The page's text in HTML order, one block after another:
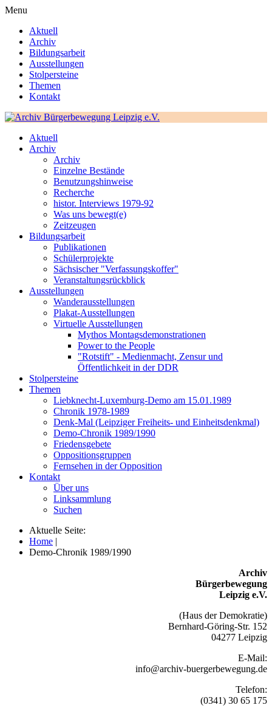
Menu
Aktuell
Archiv
Bildungsarbeit
Ausstellungen
Stolpersteine
Themen
Kontakt
Aktuell
Archiv
Archiv
Einzelne Bestände
Benutzungshinweise
Recherche
histor. Interviews 1979-92
Was uns bewegt(e)
Zeitzeugen
Bildungsarbeit
Publikationen
Schülerprojekte
Sächsischer "Verfassungskoffer"
Veranstaltungsrückblick
Ausstellungen
Wanderausstellungen
Plakat-Ausstellungen
Virtuelle Ausstellungen
Mythos Montagsdemonstrationen
Power to the People
"Rotstift" - Medienmacht, Zensur und
Öffentlichkeit in der DDR
Stolpersteine
Themen
Liebknecht-Luxemburg-Demo am 15.01.1989
Chronik 1978-1989
Denk-Mal (Leipziger Freiheits- und Einheitsdenkmal)
Demo-Chronik 1989/1990
Friedensgebete
Oppositionsgruppen
Fernsehen in der Opposition
Kontakt
Über uns
Linksammlung
Suchen
Aktuelle Seite:
Home |
Demo-Chronik 1989/1990
Archiv
Bürgerbewegung
Leipzig e.V.
(Haus der Demokratie)
Bernhard-Göring-Str. 152
04277 Leipzig
E-Mail:
info@archiv-buergerbewegung.de
Telefon:
(0341) 30 65 175